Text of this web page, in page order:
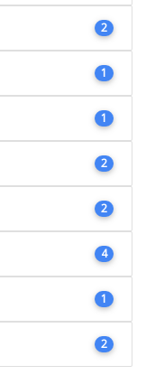
2
1
1
2
2
4
1
2